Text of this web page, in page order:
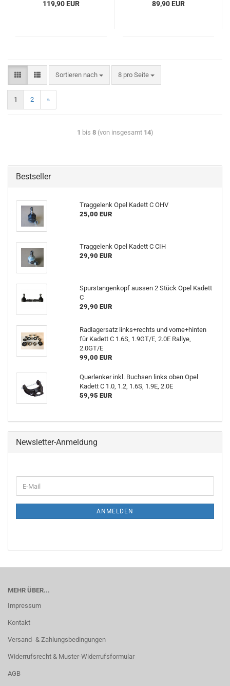
119,90 EUR
89,90 EUR
Sortieren nach 8 pro Seite
1 2 »
1 bis 8(von insgesamt 14)
Bestseller
Traggelenk Opel Kadett C OHV
25,00 EUR
Traggelenk Opel Kadett C CIH
29,90 EUR
Spurstangenkopf aussen 2 Stück Opel Kadett
C
29,90 EUR
Radlagersatz links+rechts und vorne+hinten
für Kadett C 1.6S, 1.9GT/E, 2.0E Rallye,
2.0GT/E
99,00 EUR
Querlenker inkl. Buchsen links oben Opel
Kadett C 1.0, 1.2, 1.6S, 1.9E, 2.0E
59,95 EUR
Newsletter-Anmeldung
ANMELDEN
MEHR ÜBER...
Impressum
Kontakt
Versand- & Zahlungsbedingungen
Widerrufsrecht & Muster-Widerrufsformular
AGB